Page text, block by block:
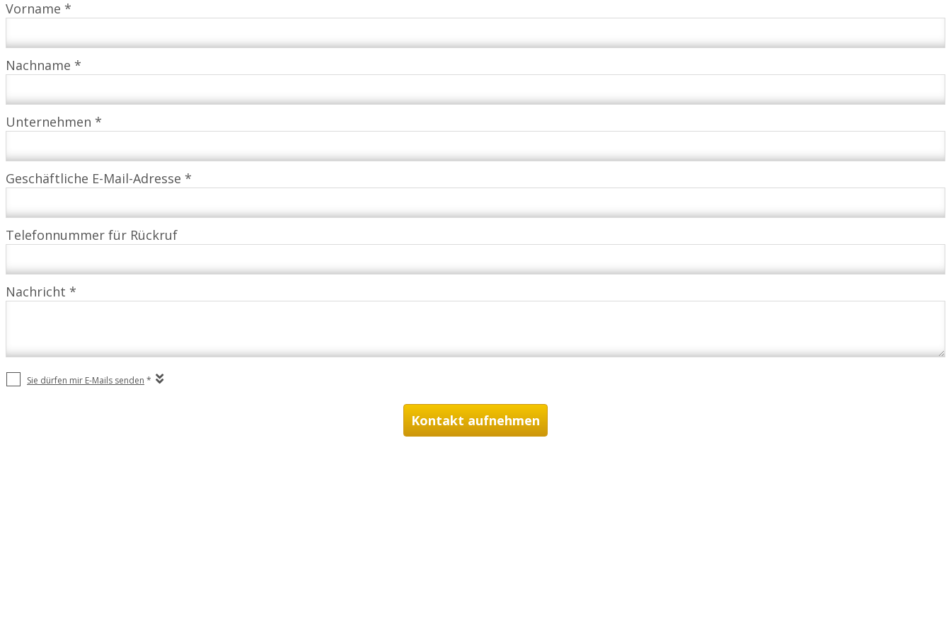
Vorname *
Nachname *
Unternehmen *
Geschäftliche E-Mail-Adresse *
Telefonnummer für Rückruf
Nachricht *
Sie dürfen mir E-Mails senden *
Kontakt aufnehmen